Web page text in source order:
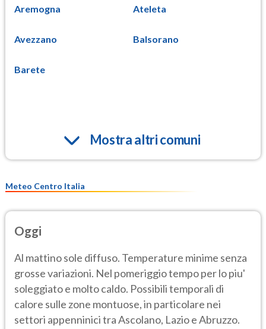
Aremogna Ateleta
Avezzano Balsorano
Barete
Mostra altri comuni
Meteo Centro Italia
Oggi
Al mattino sole diffuso. Temperature minime senza
grosse variazioni. Nel pomeriggio tempo per lo piu'
soleggiato e molto caldo. Possibili temporali di
calore sulle zone montuose, in particolare nei
settori appenninici tra Ascolano, Lazio e Abruzzo.